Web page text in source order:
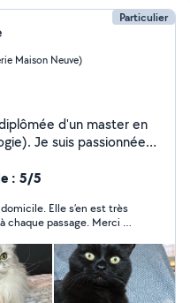
Particulier
Maison Neuve)
d'un master en
Je suis passionnée
pour le bien-être
maintenant
les moyens pour
de garder vos
j'ai eu la chance de
lapins :) N'hésitez
toute information
: 5/5
Elle s’en est très
passage. Merci à